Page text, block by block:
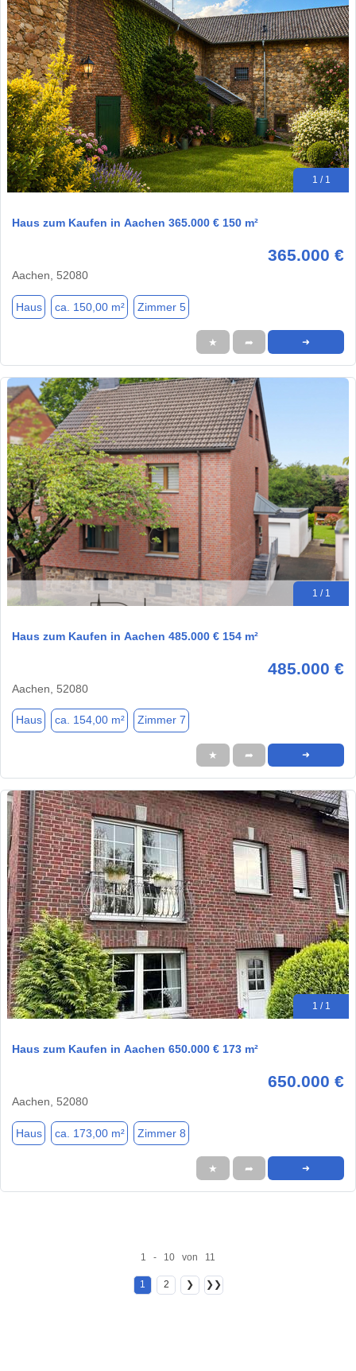
1 / 1
Haus zum Kaufen in Aachen 365.000 € 150 m²
365.000 €
Aachen, 52080
Haus ca. 150,00 m² Zimmer 5
★ ➦ ➜
1 / 1
Haus zum Kaufen in Aachen 485.000 € 154 m²
485.000 €
Aachen, 52080
Haus ca. 154,00 m² Zimmer 7
★ ➦ ➜
1 / 1
Haus zum Kaufen in Aachen 650.000 € 173 m²
650.000 €
Aachen, 52080
Haus ca. 173,00 m² Zimmer 8
★ ➦ ➜
1 - 10 von 11
1 2 ❯ ❯❯